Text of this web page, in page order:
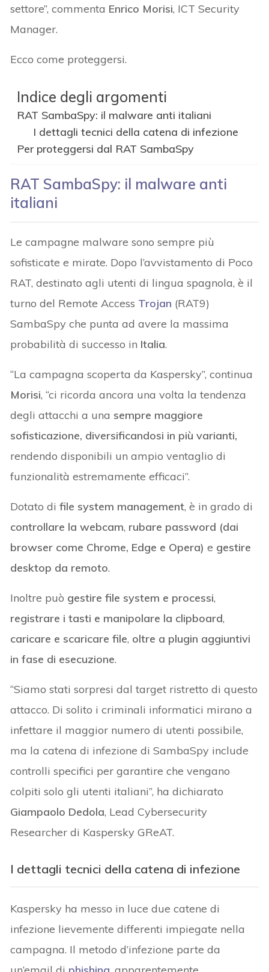
settore”, commenta Enrico Morisi, ICT Security
Manager.
Ecco come proteggersi.
Indice degli argomenti
RAT SambaSpy: il malware anti italiani
I dettagli tecnici della catena di infezione
Per proteggersi dal RAT SambaSpy
RAT SambaSpy: il malware anti
italiani
Le campagne malware sono sempre più
sofisticate e mirate. Dopo l’avvistamento di Poco
RAT, destinato agli utenti di lingua spagnola, è il
turno del Remote Access Trojan (RAT9)
SambaSpy che punta ad avere la massima
probabilità di successo in Italia.
“La campagna scoperta da Kaspersky”, continua
Morisi, “ci ricorda ancora una volta la tendenza
degli attacchi a una sempre maggiore
sofisticazione, diversificandosi in più varianti,
rendendo disponibili un ampio ventaglio di
funzionalità estremamente efficaci”.
Dotato difile system management, è in grado di
controllare la webcam, rubare password (dai
browser come Chrome, Edge e Opera) e gestire
desktop da remoto.
Inoltre può gestire file system e processi,
registrare i tasti e manipolare la clipboard,
caricare e scaricare file, oltre a plugin aggiuntivi
in fase di esecuzione.
“Siamo stati sorpresi dal target ristretto di questo
attacco. Di solito i criminali informatici mirano a
infettare il maggior numero di utenti possibile,
ma la catena di infezione di SambaSpy include
controlli specifici per garantire che vengano
colpiti solo gli utenti italiani”, ha dichiarato
Giampaolo Dedola, Lead Cybersecurity
Researcher di Kaspersky GReAT.
I dettagli tecnici della catena di infezione
Kaspersky ha messo in luce due catene di
infezione lievemente differenti impiegate nella
campagna. Il metodo d’infezione parte da